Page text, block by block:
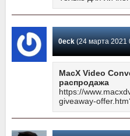
0eck(24 марта 2021
MacX Video
распродажа
https://
giveaway-